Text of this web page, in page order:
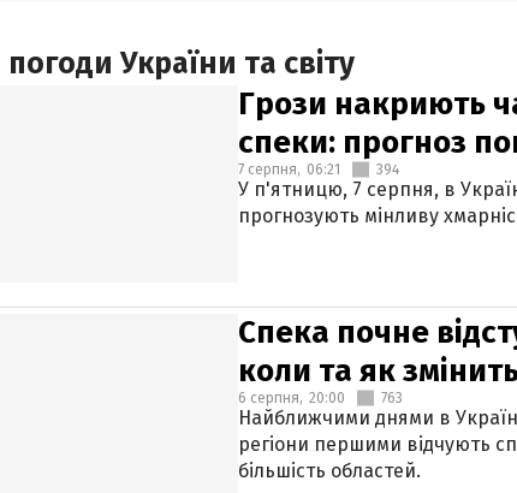
України та світу
Грози накриють
спеки: прогноз
7 серпня, 06:21 394
У п'ятницю, 7 серпня, в
прогнозують мінливу
Спека почне
коли та як
6 серпня, 20:00 763
Найближчими днями в
регіони першими відчують
більшість областей.